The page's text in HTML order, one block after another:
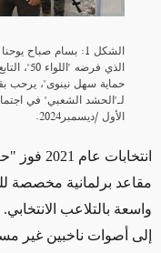
الشكل 1: بسام صباح
الذي
الأول /ديسمبر2024.
مقاعد برلمانية مخصصة
واسعة بالتلاعب الانتخابي.
إلى أصوات ناخبين غير